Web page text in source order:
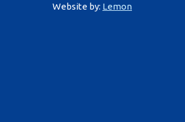
Website by: Lemon